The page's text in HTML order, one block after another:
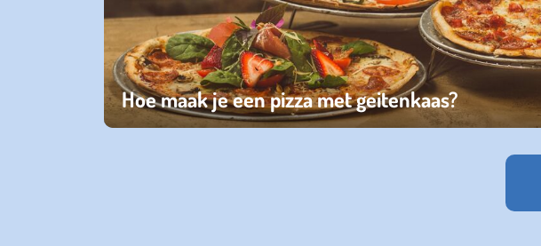
Hoe maak je een pizza met geitenkaas?